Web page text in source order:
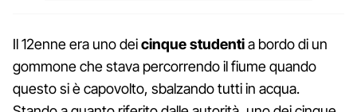
Il 12enne era uno deicinque studentia bordo di un
gommone che stava percorrendo il fiume quando
questo si è capovolto, sbalzando tutti in acqua.